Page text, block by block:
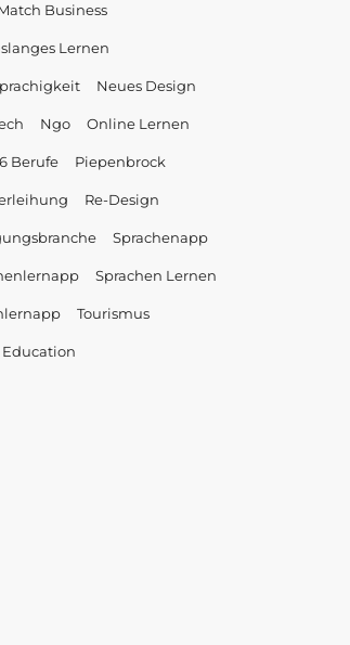
Business
Lernen
Neues Design
Ngo Online Lernen
Berufe Piepenbrock
Re-Design
Sprachenapp
Sprachen Lernen
Tourismus
Education